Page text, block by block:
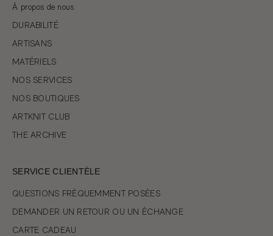
À propos de nous
DURABILITÉ
ARTISANS
MATÉRIELS
NOS SERVICES
NOS BOUTIQUES
ARTKNIT CLUB
THE ARCHIVE
SERVICE CLIENTÈLE
QUESTIONS FRÉQUEMMENT POSÉES
DEMANDER UN RETOUR OU UN ÉCHANGE
CARTE CADEAU